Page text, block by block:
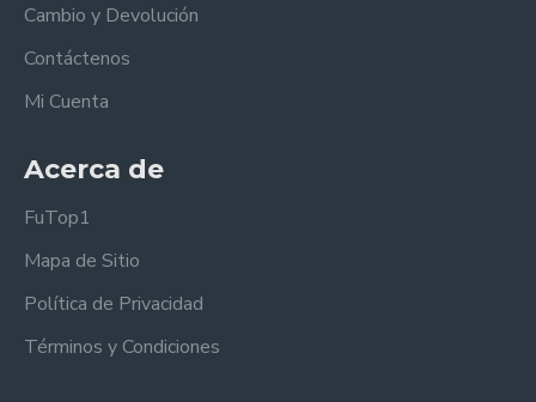
Cambio y Devolución
Contáctenos
Mi Cuenta
Acerca de
FuTop1
Mapa de Sitio
Política de Privacidad
Términos y Condiciones